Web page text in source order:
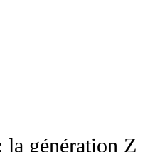
la génération Z